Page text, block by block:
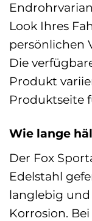
Look Ihres
persönlichen
Die
Produkt
Produktseite
Wie lange
Der Fox
Edelstahl
langlebig
Korrosion.